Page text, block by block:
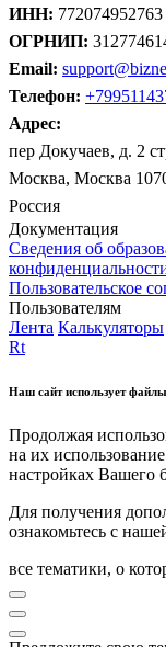
ИНН: 772074952763
ОГРНИП:
Email:
Телефон:
Адрес:
пер Докучаев, д. 2
Москва, Москва
Россия
Документация
Сведения об
Пользовательское
Пользователям
Лента Калькуляторы
Rt
Наш сайт использует
Продолжая
на их
настройках Вашего
Для получения
ознакомьтесь с
все тематики, о